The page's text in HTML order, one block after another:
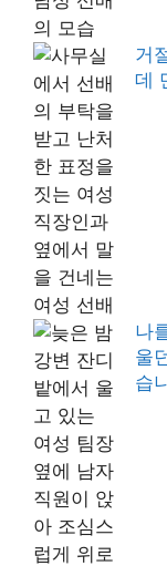
거
데
나
울
습